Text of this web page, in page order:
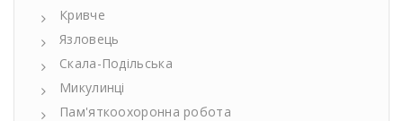
Кривче
Язловець
Скала-Подільська
Микулинці
Пам'яткоохоронна робота